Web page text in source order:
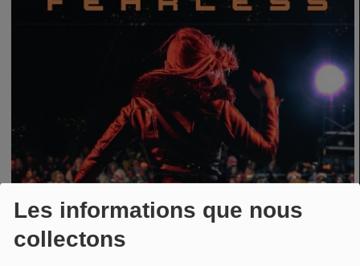
Les informations que nous
collectons